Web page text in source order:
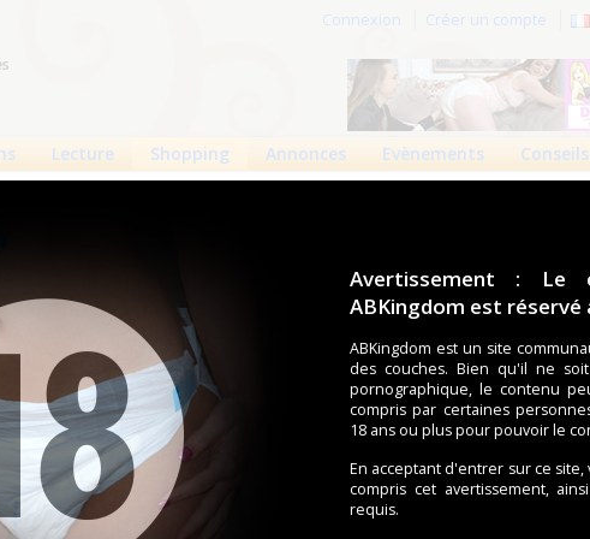
Avertissement : Le
ABKingdom est réservé
ABKingdom est un site
des couches. Bien qu'il ne
pornographique, le contenu
compris par certaines
18 ans ou plus pour pouvoir le
En acceptant d'entrer sur ce
compris cet avertissement,
requis.
Connexion Créer un compte
Lecture Shopping Annonces Evènements Conseils
: Suprima S1218
8
1
Culotte imperméable. Elastiques très large. Coutures
soudées en haute-fréquence.
Suprima